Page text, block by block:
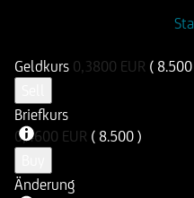
Geldkurs 0,3800 EUR (
Briefkurs
0,4600 EUR ( 8.500 )
Änderung